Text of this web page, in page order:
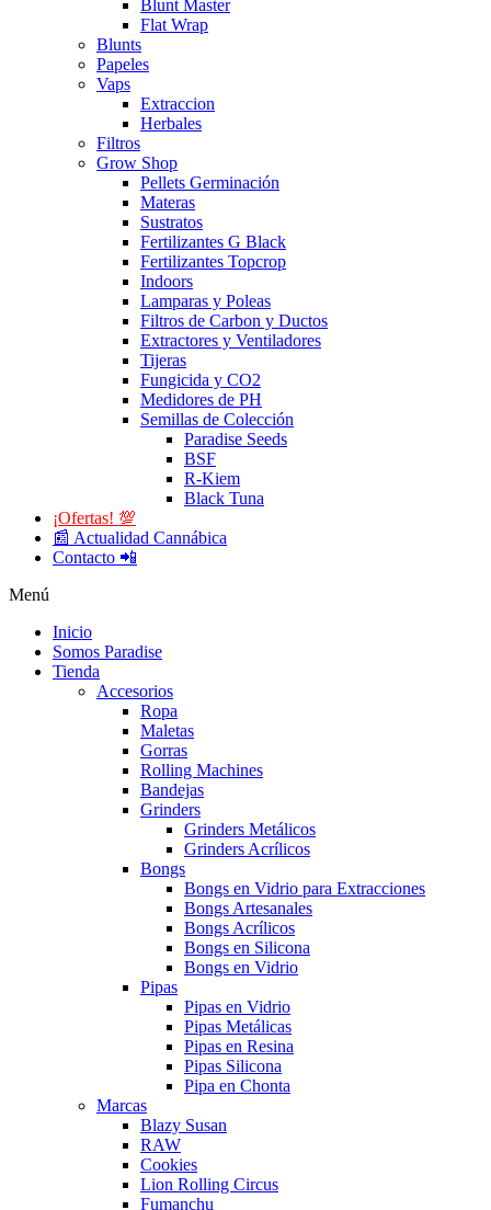
Blunt Master
Flat Wrap
Blunts
Papeles
Vaps
Extraccion
Herbales
Filtros
Grow Shop
Pellets Germinación
Materas
Sustratos
Fertilizantes G Black
Fertilizantes Topcrop
Indoors
Lamparas y Poleas
Filtros de Carbon y Ductos
Extractores y Ventiladores
Tijeras
Fungicida y CO2
Medidores de PH
Semillas de Colección
Paradise Seeds
BSF
R-Kiem
Black Tuna
¡Ofertas! 💯
📰 Actualidad Cannábica
Contacto 📲
Menú
Inicio
Somos Paradise
Tienda
Accesorios
Ropa
Maletas
Gorras
Rolling Machines
Bandejas
Grinders
Grinders Metálicos
Grinders Acrílicos
Bongs
Bongs en Vidrio para Extracciones
Bongs Artesanales
Bongs Acrílicos
Bongs en Silicona
Bongs en Vidrio
Pipas
Pipas en Vidrio
Pipas Metálicas
Pipas en Resina
Pipas Silicona
Pipa en Chonta
Marcas
Blazy Susan
RAW
Cookies
Lion Rolling Circus
Fumanchu